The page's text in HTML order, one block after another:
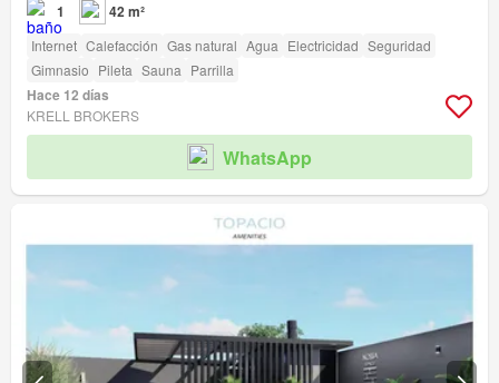
1 42 m²
Internet Calefacción Gas natural Agua Electricidad Seguridad
Gimnasio Pileta Sauna Parrilla
Hace 12 días
KRELL BROKERS
WhatsApp